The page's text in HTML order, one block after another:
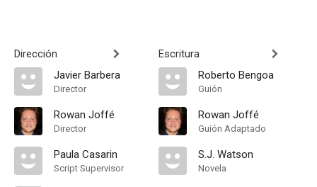
Dirección
Javier Barbera
Director
Rowan Joffé
Director
Paula Casarin
Script Supervisor
Escritura
Roberto Bengoa
Guión
Rowan Joffé
Guión Adaptado
S.J. Watson
Novela